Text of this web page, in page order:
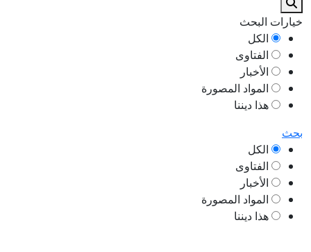
خيارات البحث
الكل
الفتاوى
الأخبار
المواد المصورة
هذا ديننا
بحث
الكل
الفتاوى
الأخبار
المواد المصورة
هذا ديننا